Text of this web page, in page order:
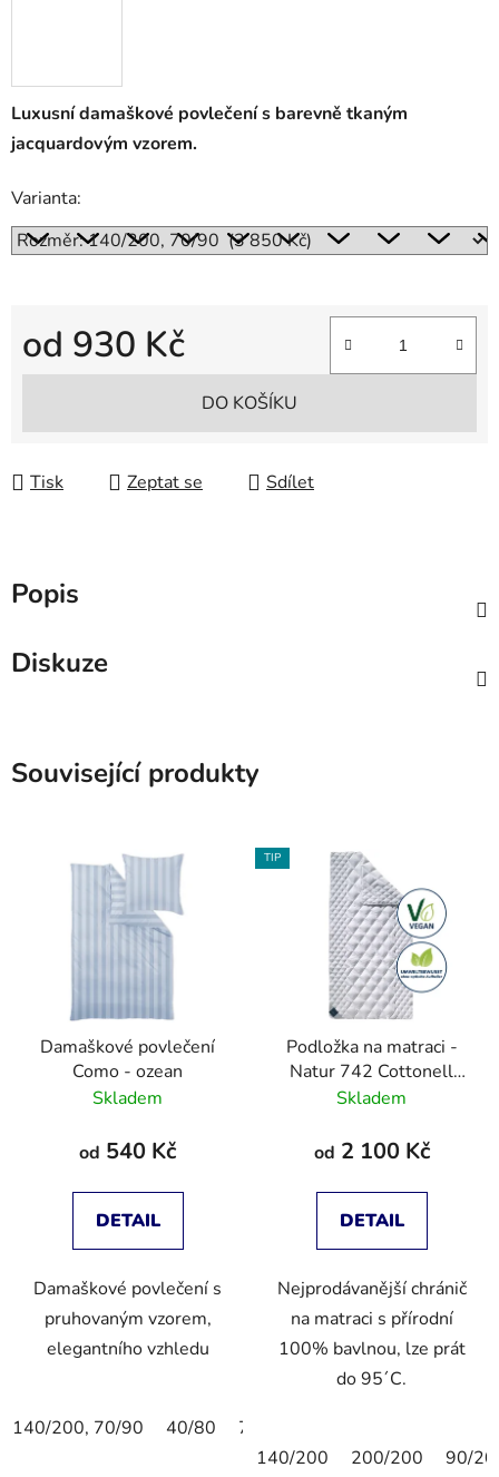
Luxusní damaškové povlečení s barevně tkaným
jacquardovým vzorem.
Varianta:
od 930 Kč
Měrná cena:
DO KOŠÍKU
Tisk Zeptat se Sdílet
Popis
Diskuze
Související produkty
Damaškové povlečení
Como - ozean
Skladem
od 540 Kč
DETAIL
Damaškové povlečení s
pruhovaným vzorem,
elegantního vzhledu
140/200, 70/90 40/80 70/90
TIP
Podložka na matraci -
Natur 742 Cottonell
Topper
Skladem
od 2 100 Kč
DETAIL
Nejprodávanější chránič
na matraci s přírodní
100% bavlnou, lze prát
do 95´C.
140/200 200/200 90/